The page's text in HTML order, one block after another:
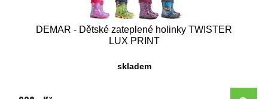
DEMAR - Dětské zateplené holinky TWISTER
LUX PRINT
skladem